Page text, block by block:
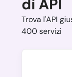
di API
Trova l'API
400 servizi